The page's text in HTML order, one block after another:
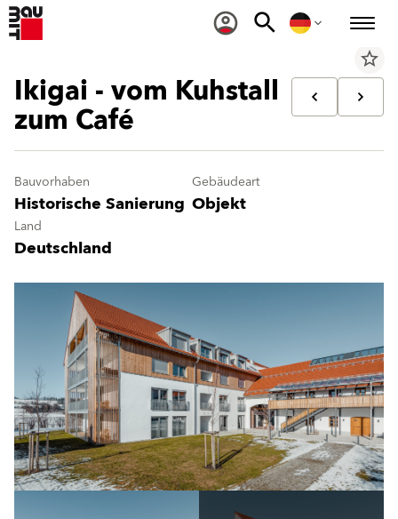
star_border
Ikigai - vom Kuhstall
zum Café
Bauvorhaben
Historische Sanierung
Gebäudeart
Objekt
Land
Deutschland